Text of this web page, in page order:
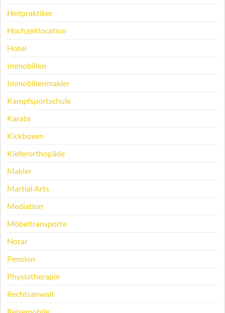
Heilpraktiker
Hochzeitlocation
Hotel
Immobilien
Immobilienmakler
Kampfsportschule
Karate
Kickboxen
Kieferorthopäde
Makler
Martial Arts
Mediation
Möbeltransporte
Notar
Pension
Physiotherapie
Rechtsanwalt